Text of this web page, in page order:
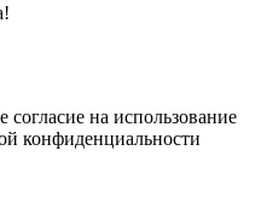
согласие на использование
конфиденциальности